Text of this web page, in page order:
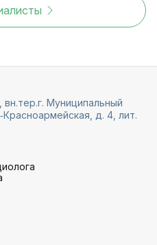
Муниципальный
д. 4, лит.